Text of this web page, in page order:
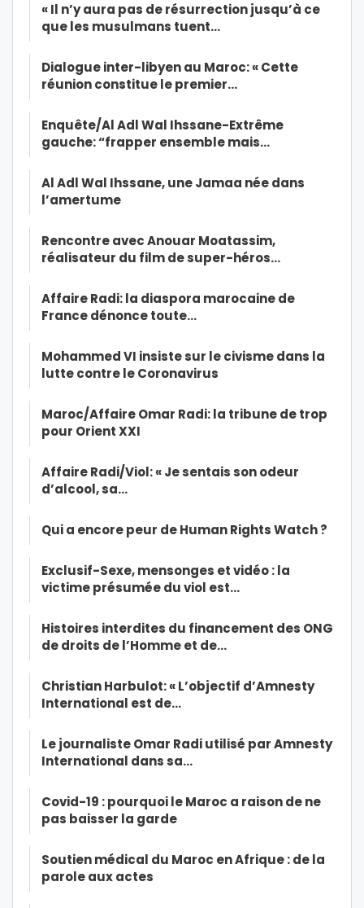
« Il n’y aura pas de résurrection jusqu’à ce
que les musulmans tuent…
Dialogue inter-libyen au Maroc: « Cette
réunion constitue le premier…
Enquête/Al Adl Wal Ihssane-Extrême
gauche: “frapper ensemble mais…
Al Adl Wal Ihssane, une Jamaa née dans
l’amertume
Rencontre avec Anouar Moatassim,
réalisateur du film de super-héros…
Affaire Radi: la diaspora marocaine de
France dénonce toute…
Mohammed VI insiste sur le civisme dans la
lutte contre le Coronavirus
Maroc/Affaire Omar Radi: la tribune de trop
pour Orient XXI
Affaire Radi/Viol: « Je sentais son odeur
d’alcool, sa…
Qui a encore peur de Human Rights Watch ?
Exclusif-Sexe, mensonges et vidéo : la
victime présumée du viol est…
Histoires interdites du financement des ONG
de droits de l’Homme et de…
Christian Harbulot: « L’objectif d’Amnesty
International est de…
Le journaliste Omar Radi utilisé par Amnesty
International dans sa…
Covid-19 : pourquoi le Maroc a raison de ne
pas baisser la garde
Soutien médical du Maroc en Afrique : de la
parole aux actes